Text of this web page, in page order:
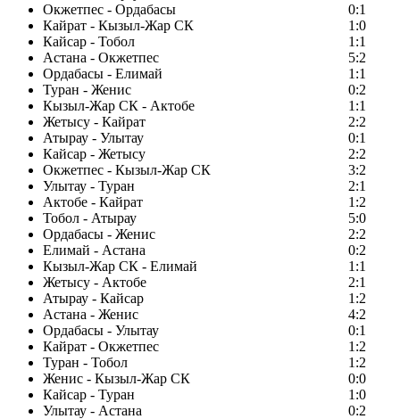
Окжетпес - Ордабасы
0:1
Кайрат - Кызыл-Жар СК
1:0
Кайсар - Тобол
1:1
Астана - Окжетпес
5:2
Ордабасы - Елимай
1:1
Туран - Женис
0:2
Кызыл-Жар СК - Актобе
1:1
Жетысу - Кайрат
2:2
Атырау - Улытау
0:1
Кайсар - Жетысу
2:2
Окжетпес - Кызыл-Жар СК
3:2
Улытау - Туран
2:1
Актобе - Кайрат
1:2
Тобол - Атырау
5:0
Ордабасы - Женис
2:2
Елимай - Астана
0:2
Кызыл-Жар СК - Елимай
1:1
Жетысу - Актобе
2:1
Атырау - Кайсар
1:2
Астана - Женис
4:2
Ордабасы - Улытау
0:1
Кайрат - Окжетпес
1:2
Туран - Тобол
1:2
Женис - Кызыл-Жар СК
0:0
Кайсар - Туран
1:0
Улытау - Астана
0:2